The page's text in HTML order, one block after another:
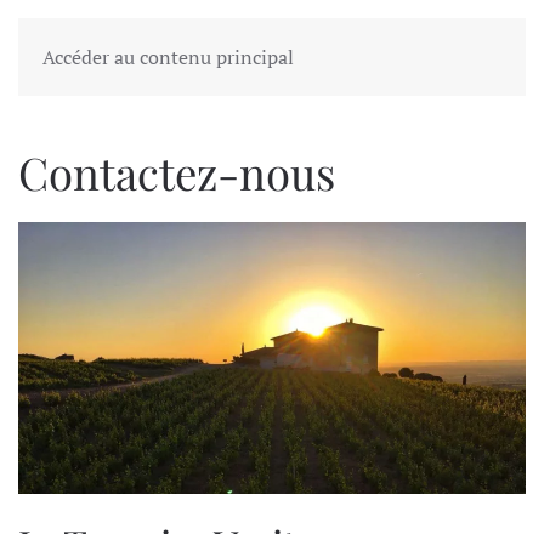
Accéder au contenu principal
Contactez-nous